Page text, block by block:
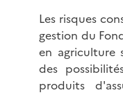
Les risques
gestion du
en agriculture
des
produits